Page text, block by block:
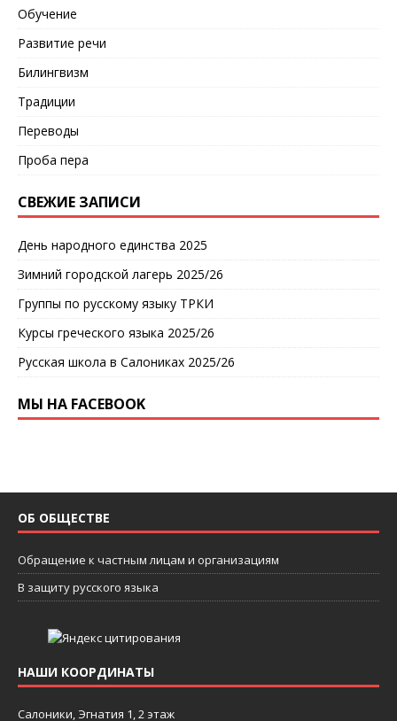
Обучение
Развитие речи
Билингвизм
Традиции
Переводы
Проба пера
СВЕЖИЕ ЗАПИСИ
День народного единства 2025
Зимний городской лагерь 2025/26
Группы по русскому языку ТРКИ
Курсы греческого языка 2025/26
Русская школа в Салониках 2025/26
МЫ НА FACEBOOK
ОБ ОБЩЕСТВЕ
Обращение к частным лицам и организациям
В защиту русского языка
НАШИ КООРДИНАТЫ
Салоники, Эгнатия 1, 2 этаж